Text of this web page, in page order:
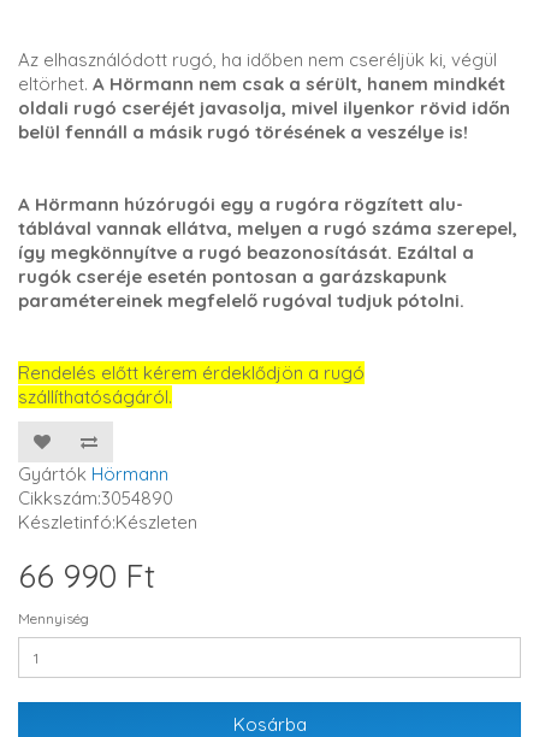
Az elhasználódott rugó, ha időben nem cseréljük ki, végül
eltörhet. A Hörmann nem csak a sérült, hanem mindkét
oldali rugó cseréjét javasolja, mivel ilyenkor rövid időn
belül fennáll a másik rugó törésének a veszélye is!
A Hörmann húzórugói egy a rugóra rögzített alu-
táblával vannak ellátva, melyen a rugó száma szerepel,
így megkönnyítve a rugó beazonosítását. Ezáltal a
rugók cseréje esetén pontosan a garázskapunk
paramétereinek megfelelő rugóval tudjuk pótolni.
Rendelés előtt kérem érdeklődjön a rugó
szállíthatóságáról.
Gyártók Hörmann
Cikkszám:3054890
Készletinfó:Készleten
66 990 Ft
Mennyiség
Kosárba